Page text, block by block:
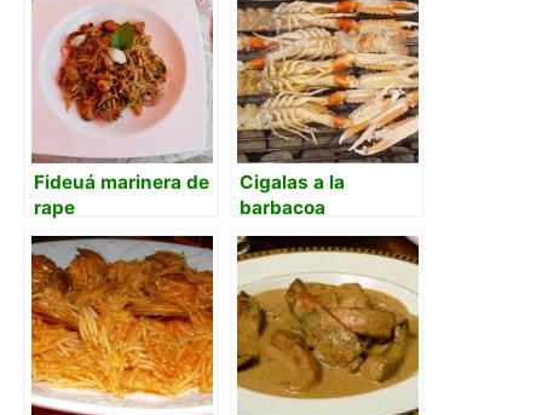
Fideuá marinera de
rape
Cigalas a la
barbacoa